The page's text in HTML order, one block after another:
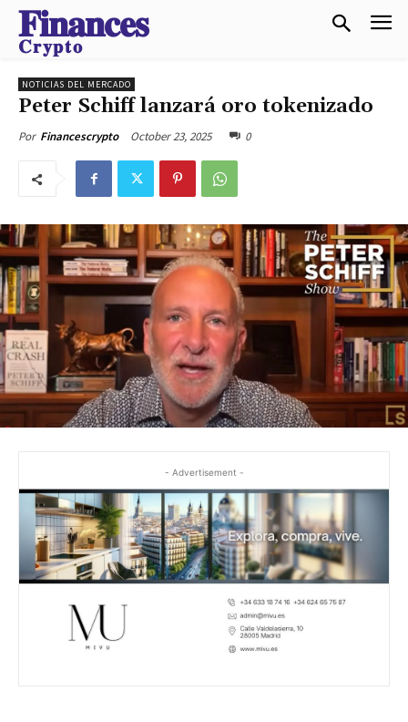
𝐅𝐢𝐧𝐚𝐧𝐜𝐞𝐬
𝐂𝐫𝐲𝐩𝐭𝐨
NOTICIAS DEL MERCADO
Peter Schiff lanzará oro tokenizado
Por Financescrypto October 23, 2025 0
- Advertisement -